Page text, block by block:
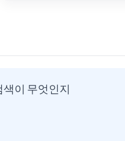
이 무엇인지